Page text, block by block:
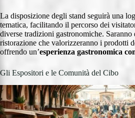
La disposizione degli stand seguirà una
tematica, facilitando il percorso dei
diverse tradizioni gastronomiche.
ristorazione che valorizzeranno i prodotti
offrendo un’esperienza gastronomica
Gli Espositori e le Comunità del Cibo